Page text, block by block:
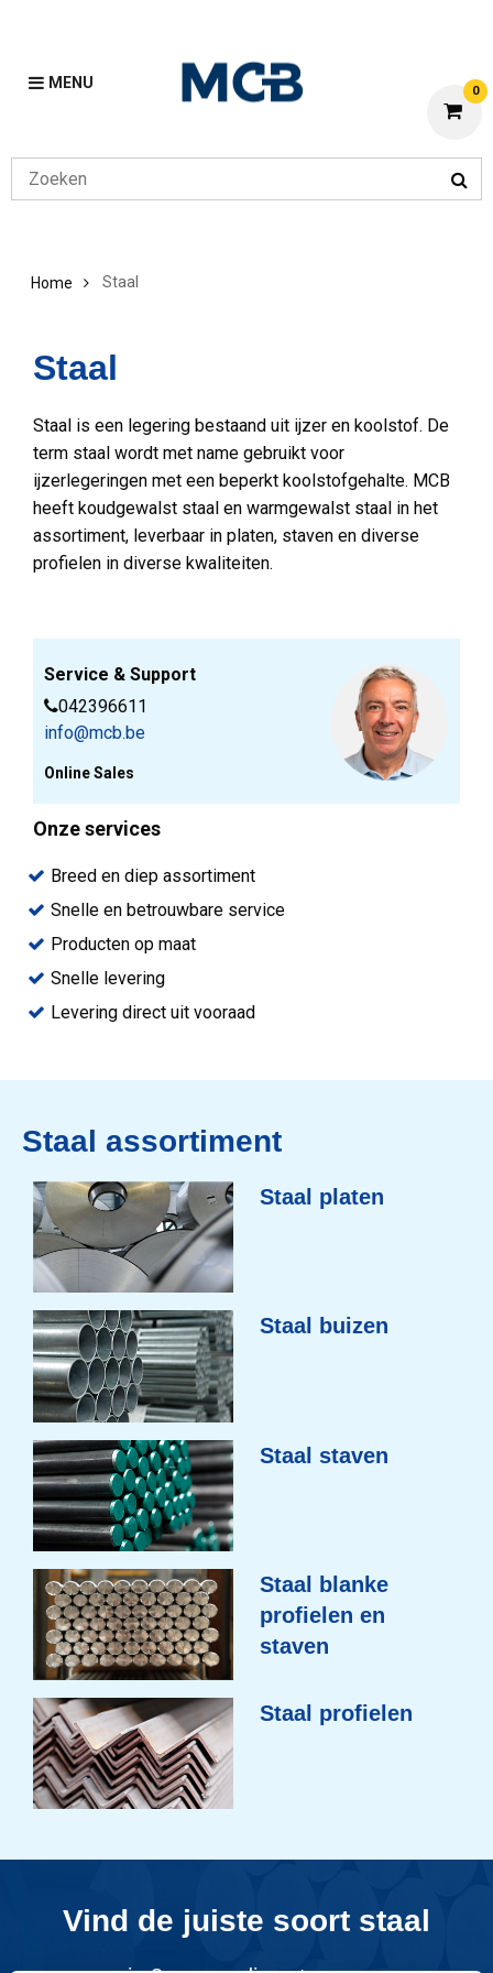
MENU 0
Home Staal
Staal
Staal is een legering bestaand uit ijzer en koolstof. De
term staal wordt met name gebruikt voor
ijzerlegeringen met een beperkt koolstofgehalte. MCB
heeft koudgewalst staal en warmgewalst staal in het
assortiment, leverbaar in platen, staven en diverse
profielen in diverse kwaliteiten.
Service & Support
042396611
info@mcb.be
Online Sales
Onze services
Breed en diep assortiment
Snelle en betrouwbare service
Producten op maat
Snelle levering
Levering direct uit vooraad
Staal assortiment
Staal platen
Staal buizen
Staal staven
Staal blanke
profielen en
staven
Staal profielen
Vind de juiste soort staal